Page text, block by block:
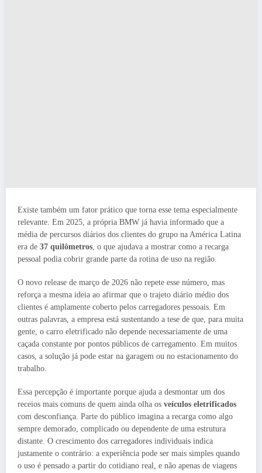
Existe também um fator prático que torna esse tema especialmente
relevante. Em 2025, a própria BMW já havia informado que a
média de percursos diários dos clientes do grupo na América Latina
era de 37 quilômetros , o que ajudava a mostrar como a recarga
pessoal podia cobrir grande parte da rotina de uso na região.
O novo release de março de 2026 não repete esse número, mas
reforça a mesma ideia ao afirmar que o trajeto diário médio dos
clientes é amplamente coberto pelos carregadores pessoais. Em
outras palavras, a empresa está sustentando a tese de que, para muita
gente, o carro eletrificado não depende necessariamente de uma
caçada constante por pontos públicos de carregamento. Em muitos
casos, a solução já pode estar na garagem ou no estacionamento do
trabalho.
Essa percepção é importante porque ajuda a desmontar um dos
receios mais comuns de quem ainda olha os veículos eletrificados
com desconfiança. Parte do público imagina a recarga como algo
sempre demorado, complicado ou dependente de uma estrutura
distante. O crescimento dos carregadores individuais indica
justamente o contrário: a experiência pode ser mais simples quando
o uso é pensado a partir do cotidiano real, e não apenas de viagens